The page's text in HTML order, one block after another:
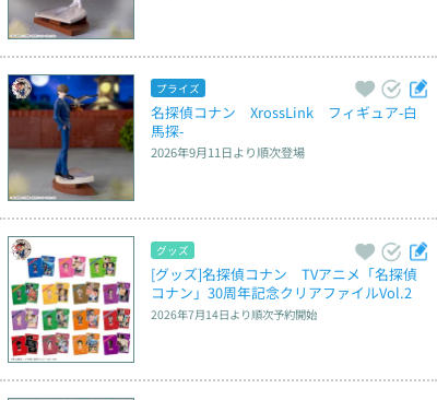
プライズ
名探偵コナン　XrossLink　フィギュア‐白
馬探‐
2026年9月11日より順次登場
グッズ
[グッズ]名探偵コナン　TVアニメ「名探偵
コナン」30周年記念クリアファイルVol.2
2026年7月14日より順次予約開始